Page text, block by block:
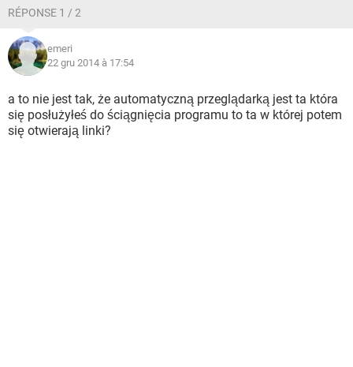
RÉPONSE 1 / 2
emeri
22 gru 2014 à 17:54
a to nie jest tak, że automatyczną przeglądarką jest ta która
się posłużyłeś do ściągnięcia programu to ta w której potem
się otwierają linki?